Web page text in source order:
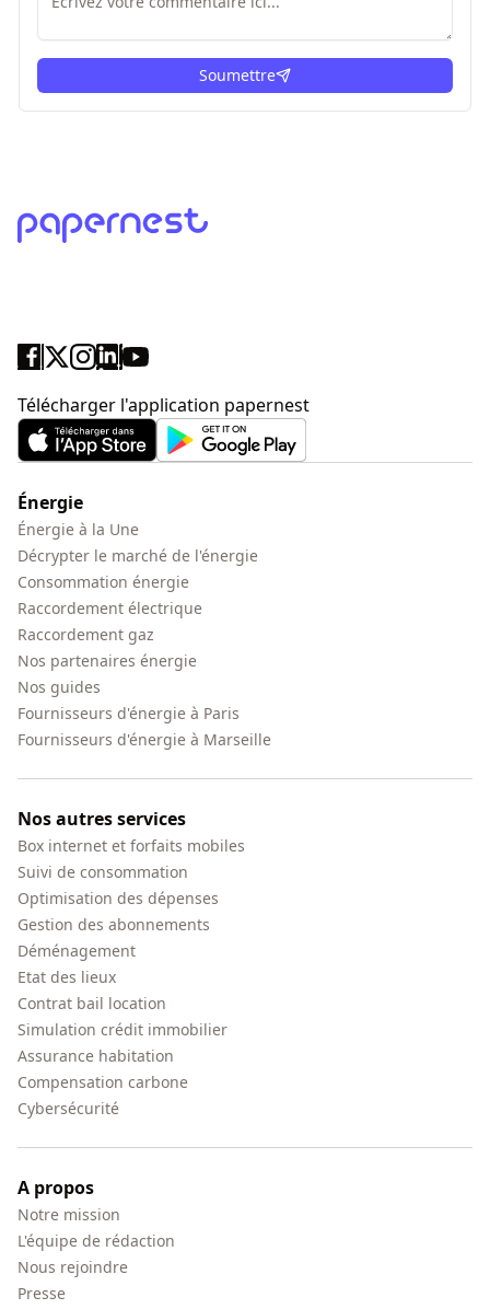
Soumettre
Télécharger l'application papernest
Énergie
Énergie à la Une
Décrypter le marché de l'énergie
Consommation énergie
Raccordement électrique
Raccordement gaz
Nos partenaires énergie
Nos guides
Fournisseurs d'énergie à Paris
Fournisseurs d'énergie à Marseille
Nos autres services
Box internet et forfaits mobiles
Suivi de consommation
Optimisation des dépenses
Gestion des abonnements
Déménagement
Etat des lieux
Contrat bail location
Simulation crédit immobilier
Assurance habitation
Compensation carbone
Cybersécurité
A propos
Notre mission
L'équipe de rédaction
Nous rejoindre
Presse